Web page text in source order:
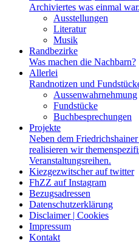
Archiviertes was einmal war.
Ausstellungen
Literatur
Musik
Randbezirke
Was machen die Nachbarn?
Allerlei
Randnotizen und
Aussenwahrnehmung
Fundstücke
Buchbesprechungen
Projekte
Neben dem
realisieren wir
Veranstaltungsreihen.
Kiezgezwitscher auf twitter
FhZZ auf Instagram
Bezugsadressen
Datenschutzerklärung
Disclaimer | Cookies
Impressum
Kontakt